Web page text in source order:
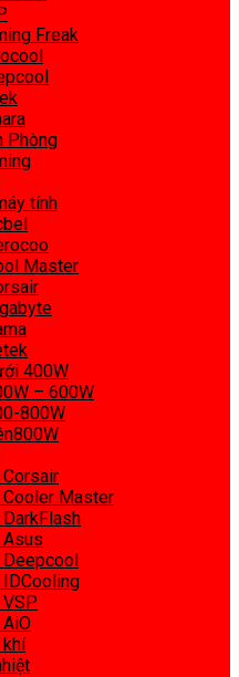
Freak
Phòng
tính
Master
400W
– 600W
800W
Cooler Master
Asus
Deepcool
khí